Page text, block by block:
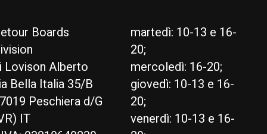
Boards
Lovison Alberto
Bella Italia 35/B
Peschiera d/G
IT
martedì: 10-13 e 16-
20;
mercoledì: 16-20;
giovedì: 10-13 e 16-
20;
venerdì: 10-13 e 16-